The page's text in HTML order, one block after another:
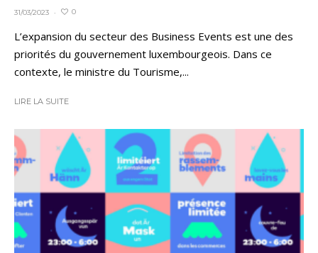
31/03/2023 · 0
L’expansion du secteur des Business Events est une des
priorités du gouvernement luxembourgeois. Dans ce
contexte, le ministre du Tourisme,...
LIRE LA SUITE